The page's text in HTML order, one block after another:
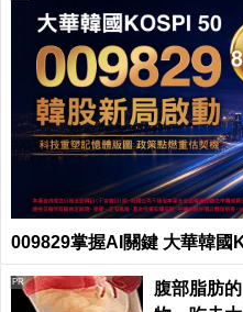
009829掌握AI關鍵 大華韓國
腹部脂肪
PR